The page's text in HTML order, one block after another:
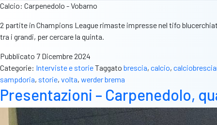
Calcio: Carpenedolo - Vobarno
2 partite in Champions League rimaste impresse nel tifo
tra i grandi, per cercare la quinta.
Pubblicato 7 Dicembre 2024
Categorie: Interviste e storieTaggato brescia, calcio,
sampdoria, storie, volta, werder brema
Presentazioni – Carpenedolo,